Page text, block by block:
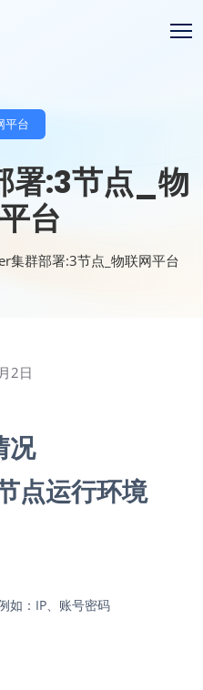
平台
署:3节点_物
台
集群部署:3节点_物联网平台
2日
况
点运行环境
如：IP、账号密码